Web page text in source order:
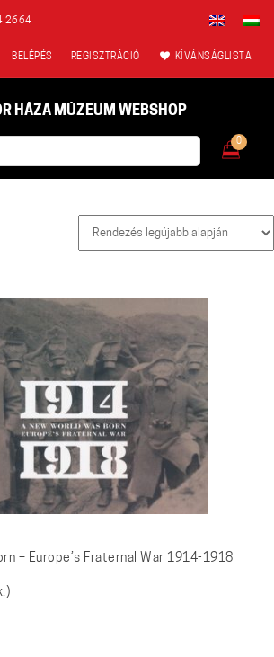
2664
BELÉPÉS REGISZTRÁCIÓ KÍVÁNSÁGLISTA
HÁZA MÚZEUM WEBSHOP
0
– Europe’s Fraternal War 1914-1918